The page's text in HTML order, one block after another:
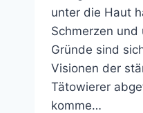
unter die Haut
Schmerzen und
Gründe sind
Visionen der
Tätowierer
komme…